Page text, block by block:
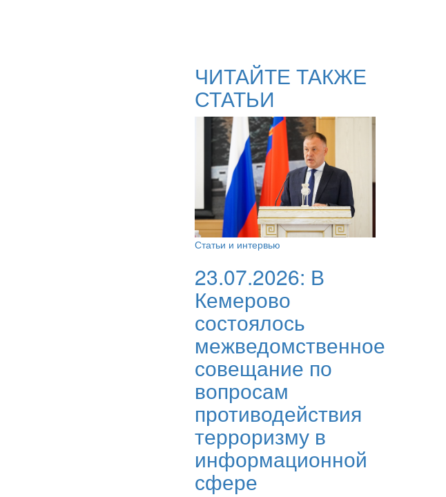
ЧИТАЙТЕ ТАКЖЕ
СТАТЬИ
Статьи и интервью
23.07.2026: В
Кемерово
состоялось
межведомственное
совещание по
вопросам
противодействия
терроризму в
информационной
сфере